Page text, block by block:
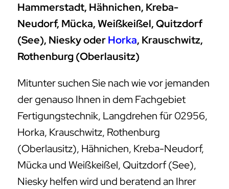
Hammerstadt, Hähnichen, Kreba-
Neudorf, Mücka, Weißkeißel, Quitzdorf
(See), Niesky oderHorka, Krauschwitz,
Rothenburg (Oberlausitz)
Mitunter suchen Sie nach wie vor jemanden
der genauso Ihnen in dem Fachgebiet
Fertigungstechnik, Langdrehen für 02956,
Horka, Krauschwitz, Rothenburg
(Oberlausitz), Hähnichen, Kreba-Neudorf,
Mücka und Weißkeißel, Quitzdorf (See),
Niesky helfen wird und beratend an Ihrer